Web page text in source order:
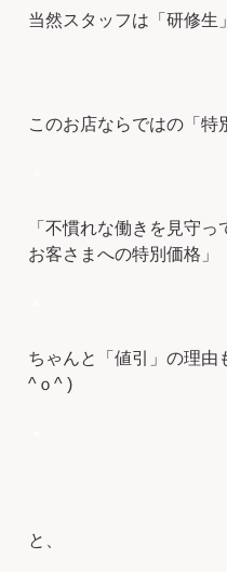
当然スタッフは「研修生
このお店ならではの「特
「不慣れな働きを見守っ
お客さまへの特別価格」
ちゃんと「値引」の理由
^ｏ^ )
と、